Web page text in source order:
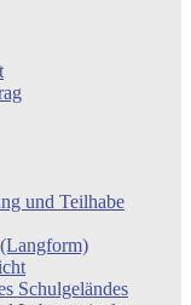
und Teilhabe
Schulgeländes